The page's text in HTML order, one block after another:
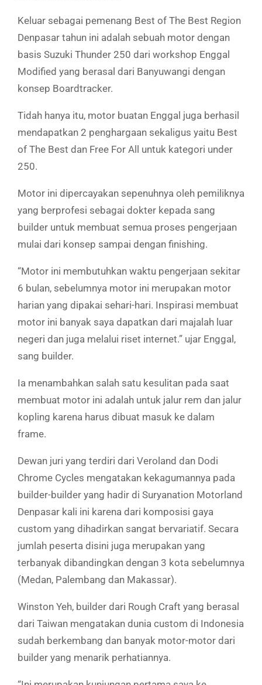
Keluar sebagai pemenang Best of The Best Region
Denpasar tahun ini adalah sebuah motor dengan
basis Suzuki Thunder 250 dari workshop Enggal
Modified yang berasal dari Banyuwangi dengan
konsep Boardtracker.
Tidah hanya itu, motor buatan Enggal juga berhasil
mendapatkan 2 penghargaan sekaligus yaitu Best
of The Best dan Free For All untuk kategori under
250.
Motor ini dipercayakan sepenuhnya oleh pemiliknya
yang berprofesi sebagai dokter kepada sang
builder untuk membuat semua proses pengerjaan
mulai dari konsep sampai dengan finishing.
“Motor ini membutuhkan waktu pengerjaan sekitar
6 bulan, sebelumnya motor ini merupakan motor
harian yang dipakai sehari-hari. Inspirasi membuat
motor ini banyak saya dapatkan dari majalah luar
negeri dan juga melalui riset internet.” ujar Enggal,
sang builder.
Ia menambahkan salah satu kesulitan pada saat
membuat motor ini adalah untuk jalur rem dan jalur
kopling karena harus dibuat masuk ke dalam
frame.
Dewan juri yang terdiri dari Veroland dan Dodi
Chrome Cycles mengatakan kekagumannya pada
builder-builder yang hadir di Suryanation Motorland
Denpasar kali ini karena dari komposisi gaya
custom yang dihadirkan sangat bervariatif. Secara
jumlah peserta disini juga merupakan yang
terbanyak dibandingkan dengan 3 kota sebelumnya
(Medan, Palembang dan Makassar).
Winston Yeh, builder dari Rough Craft yang berasal
dari Taiwan mengatakan dunia custom di Indonesia
sudah berkembang dan banyak motor-motor dari
builder yang menarik perhatiannya.